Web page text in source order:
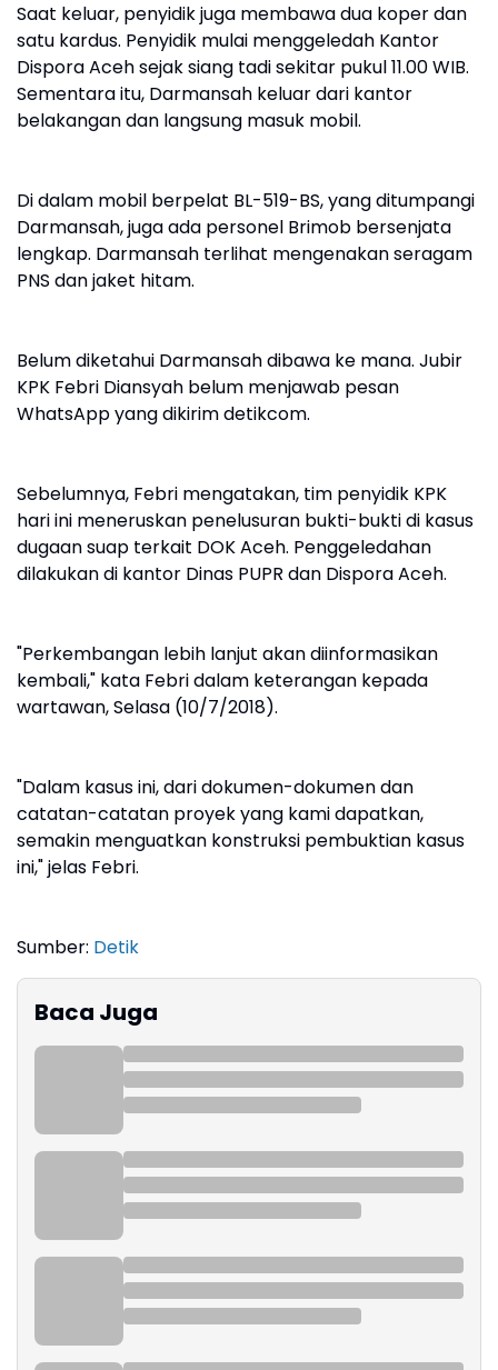
Saat keluar, penyidik juga membawa dua koper dan
satu kardus. Penyidik mulai menggeledah Kantor
Dispora Aceh sejak siang tadi sekitar pukul 11.00 WIB.
Sementara itu, Darmansah keluar dari kantor
belakangan dan langsung masuk mobil.
Di dalam mobil berpelat BL-519-BS, yang ditumpangi
Darmansah, juga ada personel Brimob bersenjata
lengkap. Darmansah terlihat mengenakan seragam
PNS dan jaket hitam.
Belum diketahui Darmansah dibawa ke mana. Jubir
KPK Febri Diansyah belum menjawab pesan
WhatsApp yang dikirim detikcom.
Sebelumnya, Febri mengatakan, tim penyidik KPK
hari ini meneruskan penelusuran bukti-bukti di kasus
dugaan suap terkait DOK Aceh. Penggeledahan
dilakukan di kantor Dinas PUPR dan Dispora Aceh.
"Perkembangan lebih lanjut akan diinformasikan
kembali," kata Febri dalam keterangan kepada
wartawan, Selasa (10/7/2018).
"Dalam kasus ini, dari dokumen-dokumen dan
catatan-catatan proyek yang kami dapatkan,
semakin menguatkan konstruksi pembuktian kasus
ini," jelas Febri.
Sumber: Detik
Baca Juga